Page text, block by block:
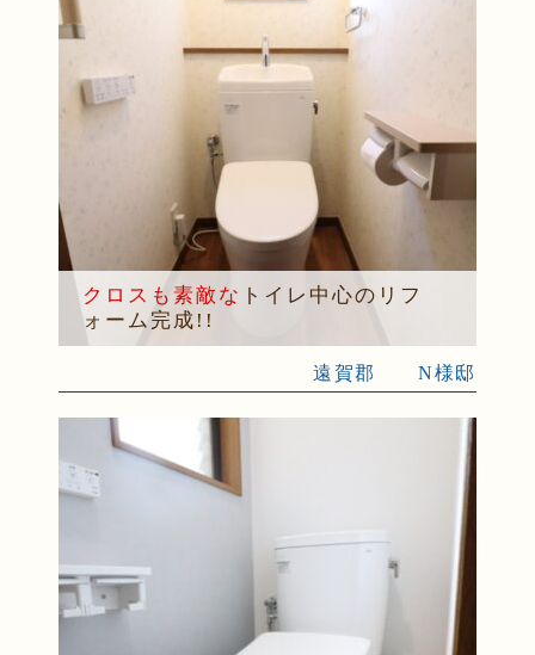
クロスも素敵な トイレ中心のリフ
ォーム完成!!
遠賀郡 N様邸